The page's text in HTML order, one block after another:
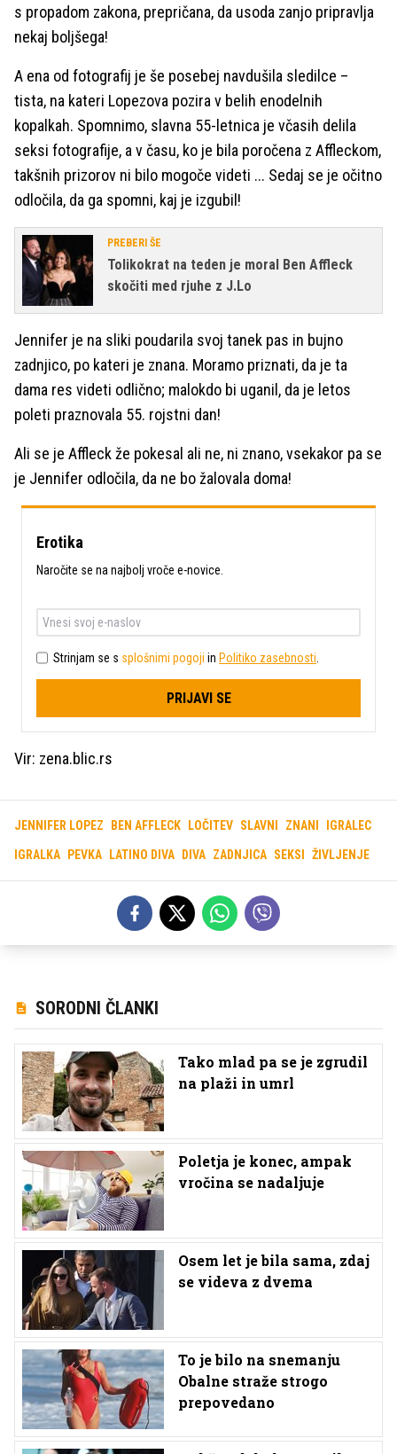
s propadom zakona, prepričana, da usoda zanjo pripravlja
nekaj boljšega!
A ena od fotografij je še posebej navdušila sledilce –
tista, na kateri Lopezova pozira v belih enodelnih
kopalkah. Spomnimo, slavna 55-letnica je včasih delila
seksi fotografije, a v času, ko je bila poročena z Affleckom,
takšnih prizorov ni bilo mogoče videti ... Sedaj se je očitno
odločila, da ga spomni, kaj je izgubil!
PREBERI ŠE
Tolikokrat na teden je moral Ben Affleck
skočiti med rjuhe z J.Lo
Jennifer je na sliki poudarila svoj tanek pas in bujno
zadnjico, po kateri je znana. Moramo priznati, da je ta
dama res videti odlično; malokdo bi uganil, da je letos
poleti praznovala 55. rojstni dan!
Ali se je Affleck že pokesal ali ne, ni znano, vsekakor pa se
je Jennifer odločila, da ne bo žalovala doma!
Erotika
Naročite se na najbolj vroče e-novice.
Strinjam se s splošnimi pogoji in Politiko zasebnosti
PRIJAVI SE
Vir: zena.blic.rs
JENNIFER LOPEZ BEN AFFLECK LOČITEV SLAVNI ZNANI IGRALEC
IGRALKA PEVKA LATINO DIVA DIVA ZADNJICA SEKSI ŽIVLJENJE
SORODNI ČLANKI
Tako mlad pa se je zgrudil
na plaži in umrl
Poletja je konec, ampak
vročina se nadaljuje
Osem let je bila sama, zdaj
se videva z dvema
To je bilo na snemanju
Obalne straže strogo
prepovedano